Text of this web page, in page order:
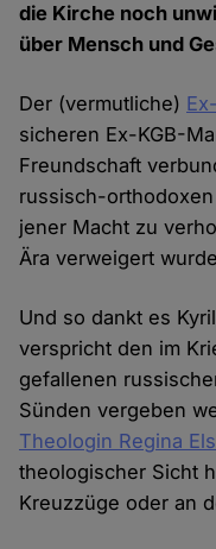
die Kirche noch
über Mensch und
Der (vermutliche)
sicheren Ex-KGB-
Freundschaft
russisch-
jener Macht zu
Ära verweigert
Und so dankt es
verspricht den im
gefallenen
Sünden vergeben
Theologin Regina
theologischer Sicht
Kreuzzüge oder an